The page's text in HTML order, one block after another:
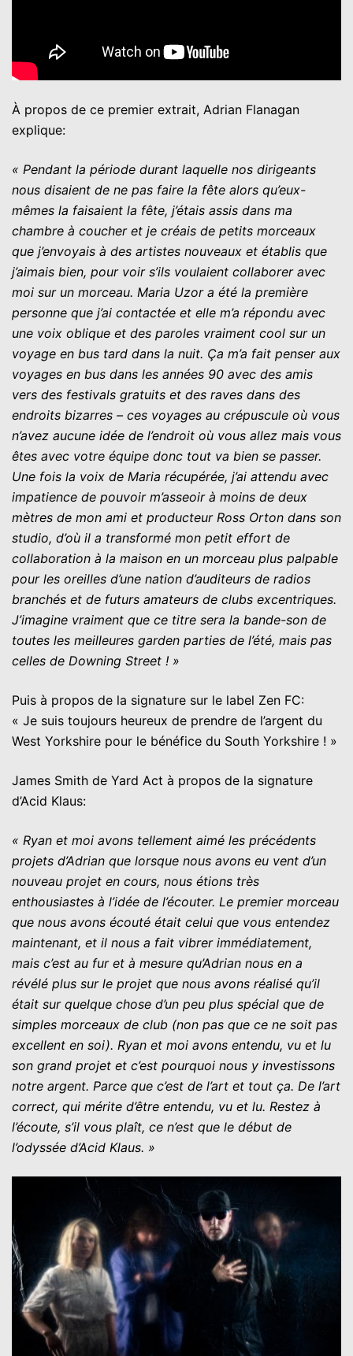
À propos de ce premier extrait, Adrian Flanagan
explique:
« Pendant la période durant laquelle nos dirigeants
nous disaient de ne pas faire la fête alors qu’eux-
mêmes la faisaient la fête, j’étais assis dans ma
chambre à coucher et je créais de petits morceaux
que j’envoyais à des artistes nouveaux et établis que
j’aimais bien, pour voir s’ils voulaient collaborer avec
moi sur un morceau. Maria Uzor a été la première
personne que j’ai contactée et elle m’a répondu avec
une voix oblique et des paroles vraiment cool sur un
voyage en bus tard dans la nuit. Ça m’a fait penser aux
voyages en bus dans les années 90 avec des amis
vers des festivals gratuits et des raves dans des
endroits bizarres – ces voyages au crépuscule où vous
n’avez aucune idée de l’endroit où vous allez mais vous
êtes avec votre équipe donc tout va bien se passer.
Une fois la voix de Maria récupérée, j’ai attendu avec
impatience de pouvoir m’asseoir à moins de deux
mètres de mon ami et producteur Ross Orton dans son
studio, d’où il a transformé mon petit effort de
collaboration à la maison en un morceau plus palpable
pour les oreilles d’une nation d’auditeurs de radios
branchés et de futurs amateurs de clubs excentriques.
J’imagine vraiment que ce titre sera la bande-son de
toutes les meilleures garden parties de l’été, mais pas
celles de Downing Street ! »
Puis à propos de la signature sur le label Zen FC:
« Je suis toujours heureux de prendre de l’argent du
West Yorkshire pour le bénéfice du South Yorkshire ! »
James Smith de Yard Act à propos de la signature
d’Acid Klaus:
« Ryan et moi avons tellement aimé les précédents
projets d’Adrian que lorsque nous avons eu vent d’un
nouveau projet en cours, nous étions très
enthousiastes à l’idée de l’écouter. Le premier morceau
que nous avons écouté était celui que vous entendez
maintenant, et il nous a fait vibrer immédiatement,
mais c’est au fur et à mesure qu’Adrian nous en a
révélé plus sur le projet que nous avons réalisé qu’il
était sur quelque chose d’un peu plus spécial que de
simples morceaux de club (non pas que ce ne soit pas
excellent en soi). Ryan et moi avons entendu, vu et lu
son grand projet et c’est pourquoi nous y investissons
notre argent. Parce que c’est de l’art et tout ça. De l’art
correct, qui mérite d’être entendu, vu et lu. Restez à
l’écoute, s’il vous plaît, ce n’est que le début de
l’odyssée d’Acid Klaus. »